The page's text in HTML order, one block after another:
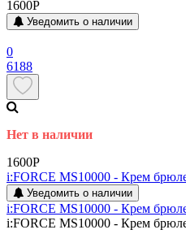
1600P
Уведомить о наличии
0
6188
Нет в наличии
1600P
i:FORCE MS10000 - Крем
Уведомить о наличии
i:FORCE MS10000 - Крем
i:FORCE MS10000 - Крем